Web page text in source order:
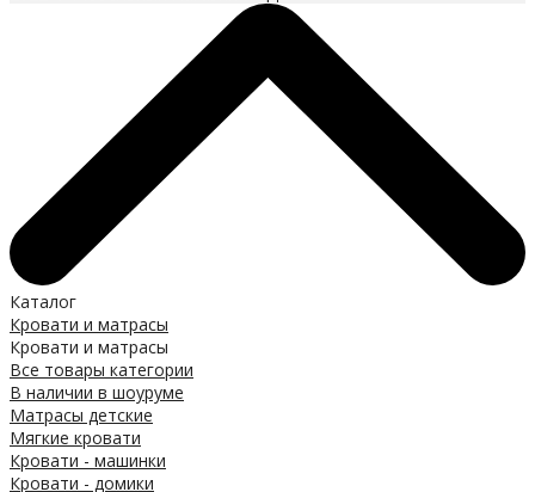
Каталог
Кровати и матрасы
Кровати и матрасы
Все товары категории
В наличии в шоуруме
Матрасы детские
Мягкие кровати
Кровати - машинки
Кровати - домики